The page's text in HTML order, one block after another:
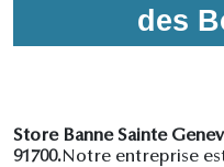
des
Store Banne Sainte
91700.Notre entreprise